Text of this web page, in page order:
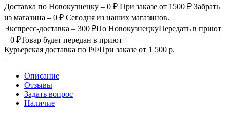
Доставка по Новокузнецку – 0 ₽ При заказе от 1500 ₽ Забрать
из магазина – 0 ₽ Сегодня из наших магазинов.
Экспресс-доставка – 300 ₽По НовокузнецкуПередать в приют
– 0 ₽Товар будет передан в приют
Курьерская доставка по РФПри заказе от 1 500 р.
Описание
Отзывы
Задать вопрос
Наличие